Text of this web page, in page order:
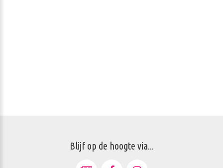
Blijf op de hoogte via...